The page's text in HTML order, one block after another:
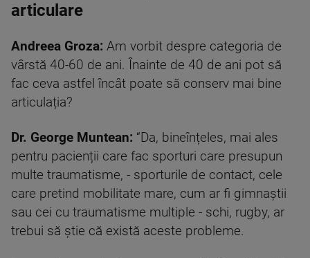
articulare
Andreea Groza: Am vorbit despre categoria de
vârstă 40-60 de ani. Înainte de 40 de ani pot să
fac ceva astfel încât poate să conserv mai bine
articulația?
Dr. George Muntean: “Da, bineînțeles, mai ales
pentru pacienții care fac sporturi care presupun
multe traumatisme, - sporturile de contact, cele
care pretind mobilitate mare, cum ar fi gimnaștii
sau cei cu traumatisme multiple - schi, rugby, ar
trebui să știe că există aceste probleme.